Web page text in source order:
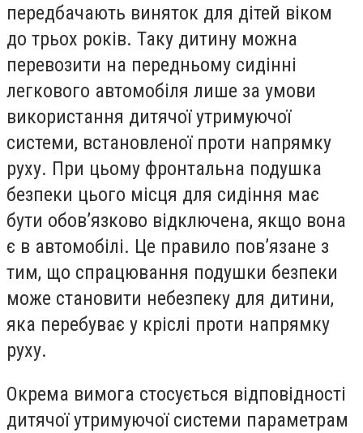
передбачають виняток для дітей віком
до трьох років. Таку дитину можна
перевозити на передньому сидінні
легкового автомобіля лише за умови
використання дитячої утримуючої
системи, встановленої проти напрямку
руху. При цьому фронтальна подушка
безпеки цього місця для сидіння має
бути обов’язково відключена, якщо вона
є в автомобілі. Це правило пов’язане з
тим, що спрацювання подушки безпеки
може становити небезпеку для дитини,
яка перебуває у кріслі проти напрямку
руху.
Окрема вимога стосується відповідності
дитячої утримуючої системи параметрам